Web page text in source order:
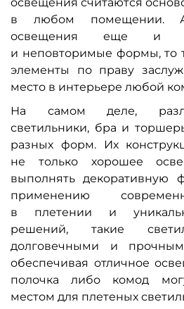
в любом помещении.
освещения еще и
и неповторимые формы, то
элементы по праву
место в интерьере любой
На самом деле,
светильники, бра и
разных форм. Их
не только хорошее
выполнять декоративную
применению
в плетении и
решений, такие
долговечными и
обеспечивая отличное
полочка либо комод
местом для плетеных